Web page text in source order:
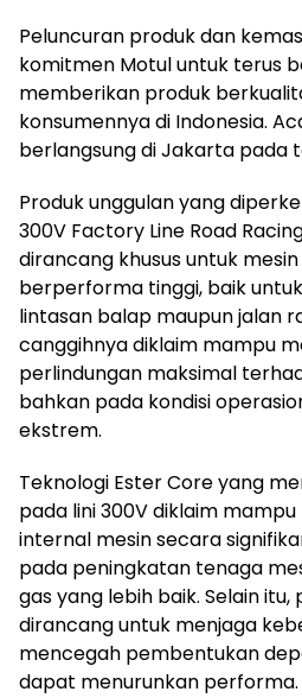
Peluncuran produk dan
komitmen Motul untuk terus
memberikan produk
konsumennya di Indonesia.
berlangsung di Jakarta pada
Produk unggulan yang
300V Factory Line Road
dirancang khusus untuk
berperforma tinggi, baik
lintasan balap maupun jalan
canggihnya diklaim mampu
perlindungan maksimal
bahkan pada kondisi
ekstrem.
Teknologi Ester Core yang
pada lini 300V diklaim
internal mesin secara
pada peningkatan tenaga
gas yang lebih baik. Selain itu,
dirancang untuk menjaga
mencegah pembentukan
dapat menurunkan performa.